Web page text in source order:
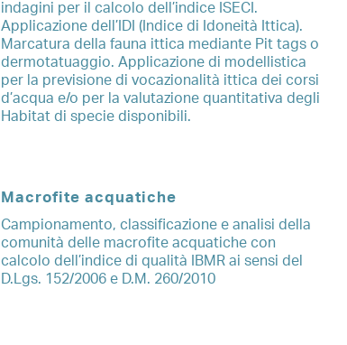
indagini per il calcolo dell’indice ISECI.
Applicazione dell’IDI (Indice di Idoneità Ittica).
Marcatura della fauna ittica mediante Pit tags o
dermotatuaggio. Applicazione di modellistica
per la previsione di vocazionalità ittica dei corsi
d’acqua e/o per la valutazione quantitativa degli
Habitat di specie disponibili.
Macrofite acquatiche
Campionamento, classificazione e analisi della
comunità delle macrofite acquatiche con
calcolo dell’indice di qualità IBMR ai sensi del
D.Lgs. 152/2006 e D.M. 260/2010